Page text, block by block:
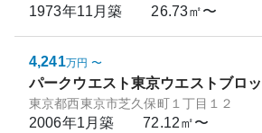
1973年11月築 26.73㎡〜
4,241万円 〜
パークウエスト東京ウエストブロ
東京都西東京市芝久保町１丁目１２
2006年1月築 72.12㎡〜